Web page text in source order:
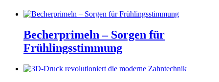
Becherprimeln – Sorgen für
Frühlingsstimmung